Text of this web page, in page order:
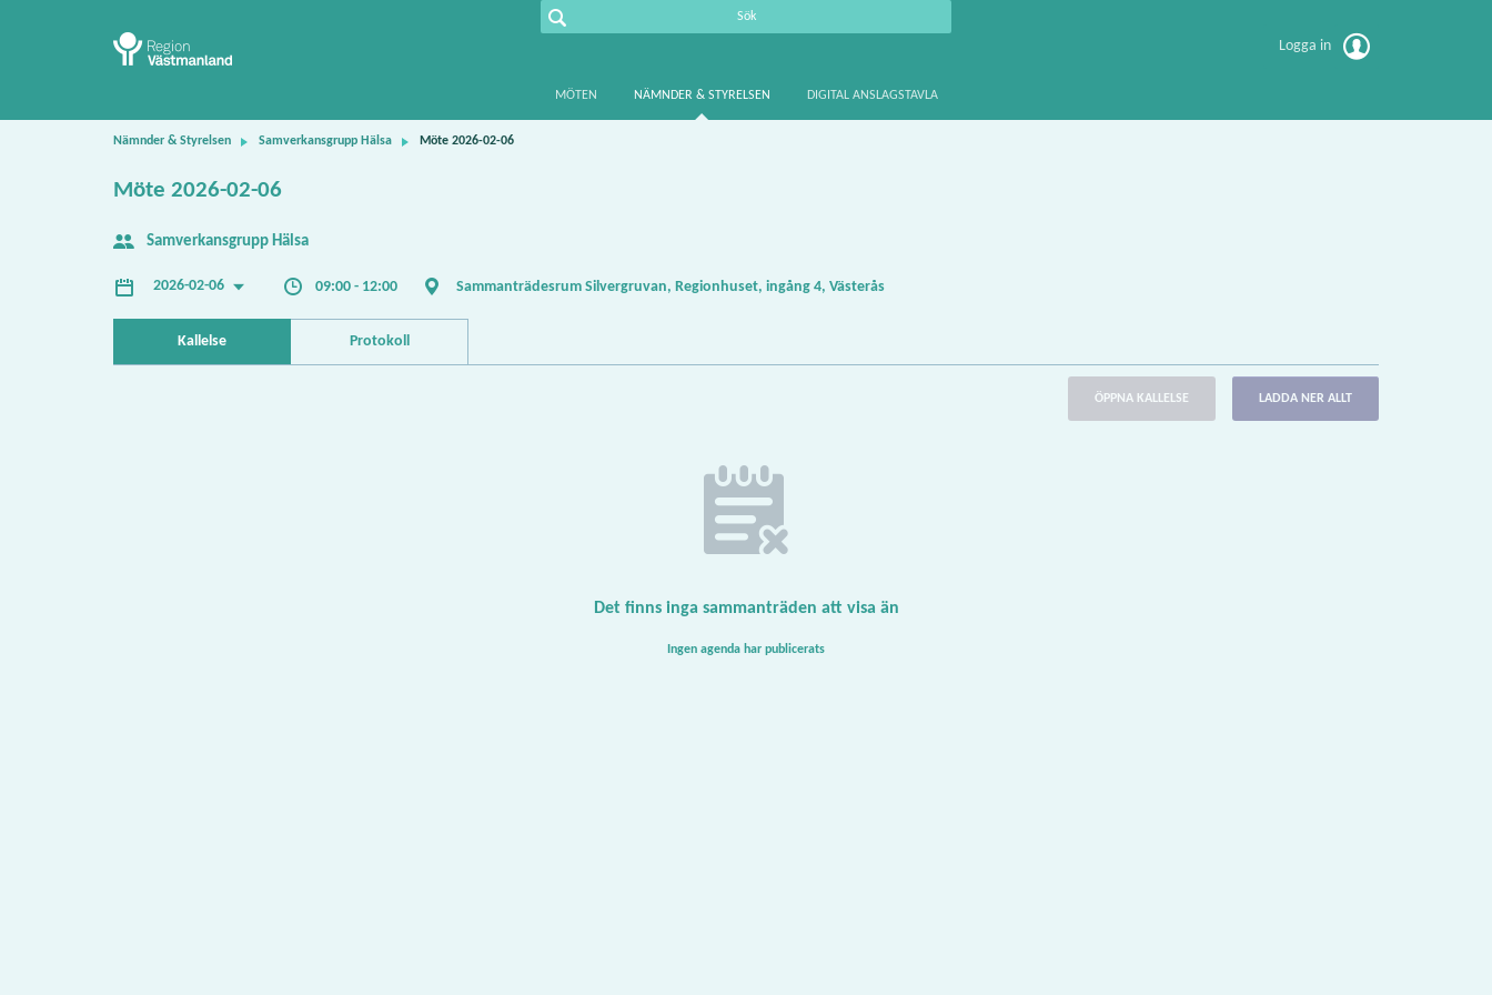
Logga in
MÖTEN NÄMNDER & STYRELSEN DIGITAL ANSLAGSTAVLA
Nämnder & Styrelsen Samverkansgrupp Hälsa Möte 2026-02-06
Möte 2026-02-06
Samverkansgrupp Hälsa
2026-02-06 09:00 - 12:00 Sammanträdesrum Silvergruvan, Regionhuset, ingång 4, Västerås
Kallelse Protokoll
ÖPPNA KALLELSE LADDA NER ALLT
Det finns inga sammanträden att visa än
Ingen agenda har publicerats